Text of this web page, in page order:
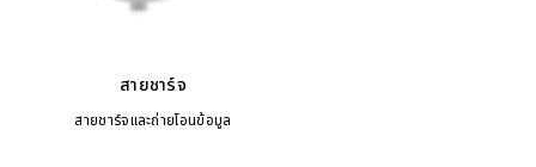
สายชาร์จ
สายชาร์จและถ่ายโอนข้อมูล